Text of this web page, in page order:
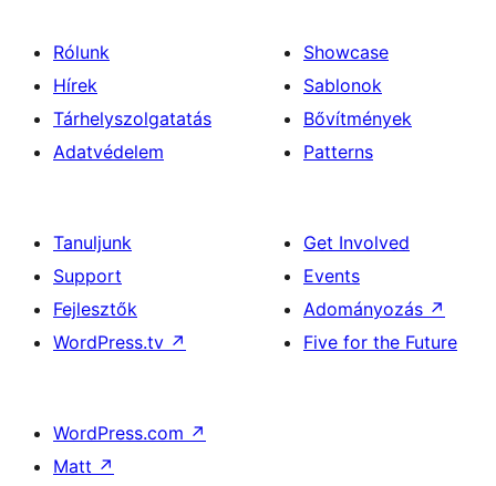
Rólunk
Hírek
Tárhelyszolgatatás
Adatvédelem
Showcase
Sablonok
Bővítmények
Patterns
Tanuljunk
Support
Fejlesztők
WordPress.tv ↗
Get Involved
Events
Adományozás ↗
Five for the Future
WordPress.com ↗
Matt ↗